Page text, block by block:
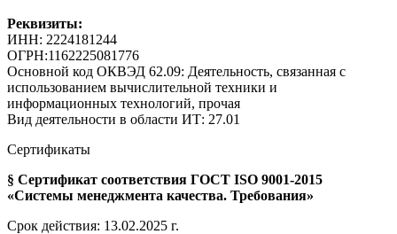
Реквизиты:
ИНН: 2224181244
ОГРН:1162225081776
Основной код ОКВЭД 62.09: Деятельность, связанная с
использованием вычислительной техники и
информационных технологий, прочая
Вид деятельности в области ИТ: 27.01
Сертификаты
§ Сертификат соответствия ГОСТ ISO 9001-2015
«Системы менеджмента качества. Требования»
Срок действия: 13.02.2025 г.